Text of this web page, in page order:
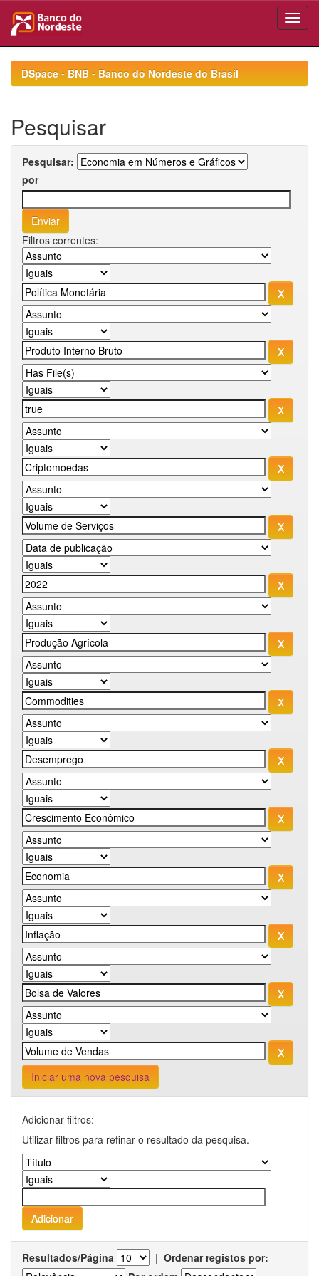
navigationDSpace - BNB - Banco do Nordeste do Brasil
Pesquisar
Pesquisar:
por
Filtros correntes:
Iniciar uma nova pesquisa
Adicionar filtros:
Utilizar filtros para refinar o resultado da pesquisa.
Resultados/Página | Ordenar registos por: